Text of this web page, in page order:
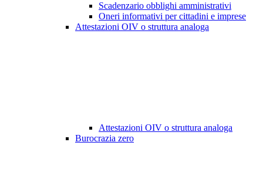
Scadenzario obblighi amministrativi
Oneri informativi per cittadini e imprese
Attestazioni OIV o struttura analoga
Attestazioni OIV o struttura analoga
Burocrazia zero